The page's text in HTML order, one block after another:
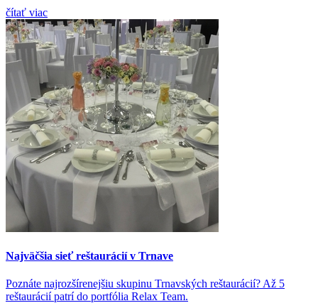
čítať viac
Najväčšia sieť reštaurácií v Trnave
Poznáte najrozšírenejšiu skupinu Trnavských reštaurácií? Až 5
reštaurácií patrí do portfólia Relax Team.